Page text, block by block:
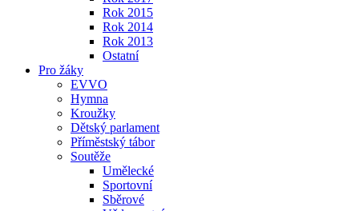
Rok 2015
Rok 2014
Rok 2013
Ostatní
Pro žáky
EVVO
Hymna
Kroužky
Dětský parlament
Příměstský tábor
Soutěže
Umělecké
Sportovní
Sběrové